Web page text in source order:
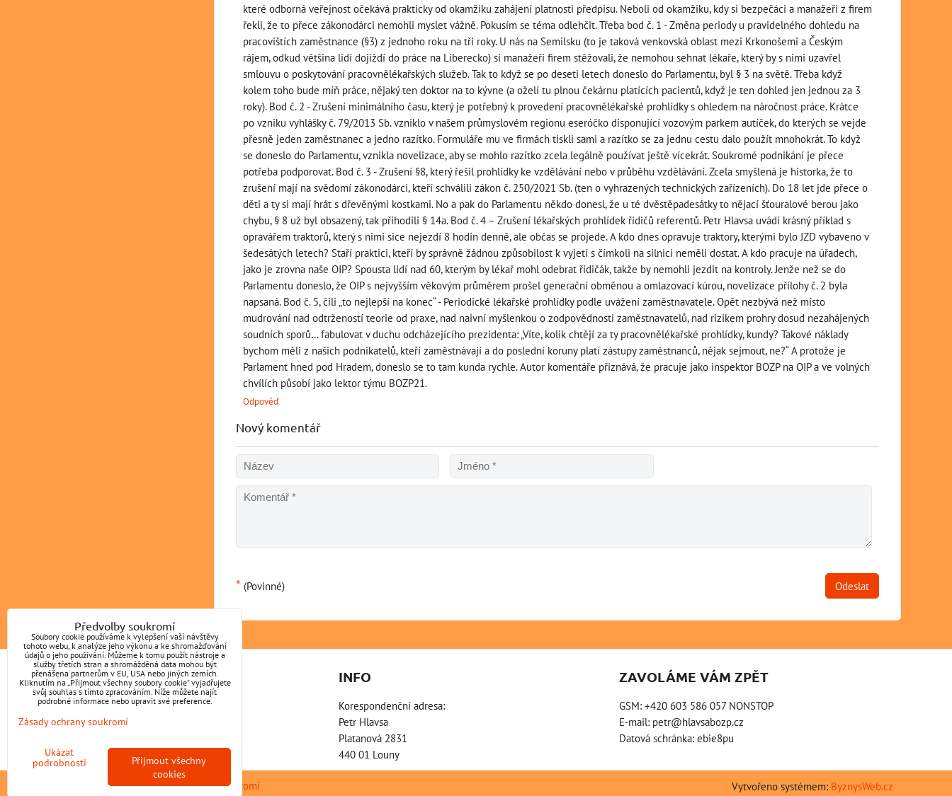
které odborná veřejnost očekává prakticky od okamžiku zahájení platnosti předpisu. Neboli od okamžiku, kdy si bezpečáci a manažeři z firem
řekli, že to přece zákonodárci nemohli myslet vážně. Pokusím se téma odlehčit. Třeba bod č. 1 - Změna periody u pravidelného dohledu na
pracovištích zaměstnance (§3) z jednoho roku na tři roky. U nás na Semilsku (to je taková venkovská oblast mezi Krkonošemi a Českým
rájem, odkud většina lidí dojíždí do práce na Liberecko) si manažeři firem stěžovali, že nemohou sehnat lékaře, který by s nimi uzavřel
smlouvu o poskytování pracovnělékařských služeb. Tak to když se po deseti letech doneslo do Parlamentu, byl § 3 na světě. Třeba když
kolem toho bude míň práce, nějaký ten doktor na to kývne (a oželí tu plnou čekárnu platících pacientů, když je ten dohled jen jednou za 3
roky). Bod č. 2 - Zrušení minimálního času, který je potřebný k provedení pracovnělékařské prohlídky s ohledem na náročnost práce. Krátce
po vzniku vyhlášky č. 79/2013 Sb. vzniklo v našem průmyslovém regionu eseróčko disponující vozovým parkem autíček, do kterých se vejde
přesně jeden zaměstnanec a jedno razítko. Formuláře mu ve firmách tiskli sami a razítko se za jednu cestu dalo použít mnohokrát. To když
se doneslo do Parlamentu, vznikla novelizace, aby se mohlo razítko zcela legálně používat ještě vícekrát. Soukromé podnikání je přece
potřeba podporovat. Bod č. 3 - Zrušení §8, který řešil prohlídky ke vzdělávání nebo v průběhu vzdělávání. Zcela smyšlená je historka, že to
zrušení mají na svědomí zákonodárci, kteří schválili zákon č. 250/2021 Sb. (ten o vyhrazených technických zařízeních). Do 18 let jde přece o
děti a ty si mají hrát s dřevěnými kostkami. No a pak do Parlamentu někdo donesl, že u té dvěstěpadesátky to nějací šťouralové berou jako
chybu, § 8 už byl obsazený, tak přihodili § 14a. Bod č. 4 – Zrušení lékařských prohlídek řidičů referentů. Petr Hlavsa uvádí krásný příklad s
opravářem traktorů, který s nimi sice nejezdí 8 hodin denně, ale občas se projede. A kdo dnes opravuje traktory, kterými bylo JZD vybaveno v
šedesátých letech? Staří praktici, kteří by správně žádnou způsobilost k vyjetí s čímkoli na silnici neměli dostat. A kdo pracuje na úřadech,
jako je zrovna naše OIP? Spousta lidí nad 60, kterým by lékař mohl odebrat řidičák, takže by nemohli jezdit na kontroly. Jenže než se do
Parlamentu doneslo, že OIP s nejvyšším věkovým průměrem prošel generační obměnou a omlazovací kúrou, novelizace přílohy č. 2 byla
napsaná. Bod č. 5, čili „to nejlepší na konec“ - Periodické lékařské prohlídky podle uvážení zaměstnavatele. Opět nezbývá než místo
mudrování nad odtržeností teorie od praxe, nad naivní myšlenkou o zodpovědnosti zaměstnavatelů, nad rizikem prohry dosud nezahájených
soudních sporů… fabulovat v duchu odcházejícího prezidenta: „Víte, kolik chtějí za ty pracovnělékařské prohlídky, kundy? Takové náklady
bychom měli z našich podnikatelů, kteří zaměstnávají a do poslední koruny platí zástupy zaměstnanců, nějak sejmout, ne?“ A protože je
Parlament hned pod Hradem, doneslo se to tam kunda rychle. Autor komentáře přiznává, že pracuje jako inspektor BOZP na OIP a ve volných
chvílích působí jako lektor týmu BOZP21.
Odpověď
Nový komentář
* (Povinné) Odeslat
KONTAKT
Petr Hlavsa
Pochvalov 123
INFO
Korespondenční adresa:
Petr Hlavsa
Platanová 2831
440 01 Louny
ZAVOLÁME VÁM ZPĚT
GSM: +420 603 586 057 NONSTOP
E-mail: petr@hlavsabozp.cz
Datová schránka: ebie8pu
Předvolby soukromí Zásady ochrany soukromí Vytvořeno systémem: ByznysWeb.cz
Předvolby soukromí
Soubory cookie používáme k vylepšení vaší návštěvy
tohoto webu, k analýze jeho výkonu a ke shromažďování
údajů o jeho používání. Můžeme k tomu použít nástroje a
služby třetích stran a shromážděná data mohou být
přenášena partnerům v EU, USA nebo jiných zemích.
Kliknutím na „Přijmout všechny soubory cookie“ vyjadřujete
svůj souhlas s tímto zpracováním. Níže můžete najít
podrobné informace nebo upravit své preference.
Zásady ochrany soukromí
Ukázat
podrobnosti
Přijmout všechny
cookies